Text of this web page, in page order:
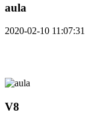
aula
2020-02-10 11:07:31
V8